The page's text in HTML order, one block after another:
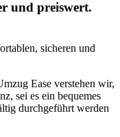
und preiswert.
sicheren und
Ease verstehen wir,
sei es ein bequemes
durchgeführt werden